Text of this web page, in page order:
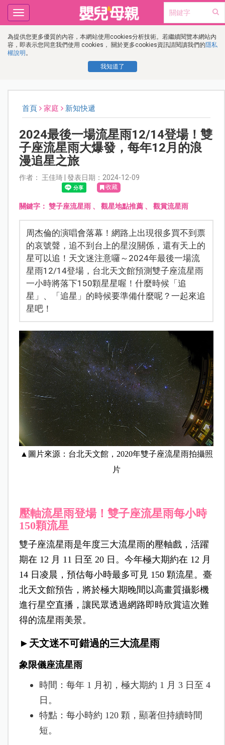
為提供您更多優質的內容，本網站使用cookies分析技術。若繼續閱覽本網站內
容，即表示您同意我們使用 cookies， 關於更多cookies資訊請閱讀我們的隱私
權說明 。
我知道了
Toggle
navigation
首頁 家庭 新知快遞
2024最後一場流星雨12/14登場！雙
子座流星雨大爆發，每年12月的浪
漫追星之旅
作者： 王佳琦 | 發表日期：2024-12-09
收藏
關鍵字： 雙子座流星雨、 觀星地點推薦、 觀賞流星雨
周杰倫的演唱會落幕！網路上出現很多買不到票
的哀號聲，追不到台上的星沒關係，還有天上的
星可以追！天文迷注意囉～2024年最後一場流
星雨12/14登場，台北天文館預測雙子座流星雨
一小時將落下150顆星星喔！什麼時候「追
星」、「追星」的時候要準備什麼呢？一起來追
星吧！
▲圖片來源：台北天文館，2020年雙子座流星雨拍攝照
片
壓軸流星雨登場！雙子座流星雨每小時
150顆流星
雙子座流星雨是年度三大流星雨的壓軸戲，活躍
期在 12 月 11 日至 20 日。今年極大期約在 12 月
14 日凌晨，預估每小時最多可見 150 顆流星。臺
北天文館預告，將於極大期晚間以高畫質攝影機
進行星空直播，讓民眾透過網路即時欣賞這次難
得的流星雨美景。
►天文迷不可錯過的三大流星雨
象限儀座流星雨
時間：每年 1 月初，極大期約 1 月 3 日至 4
日。
特點：每小時約 120 顆，顯著但持續時間
短。